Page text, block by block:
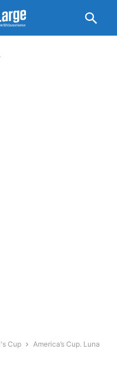
Cup
America’s Cup. Luna